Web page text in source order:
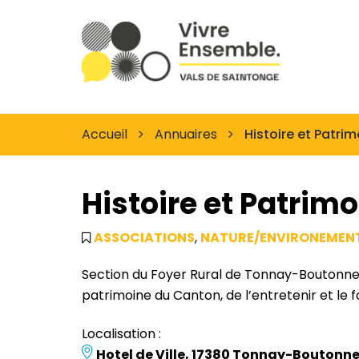
Site
officiel
Vals
de
Accueil Annuaires Histoire et
Histoire et
ASSOCIATIONS, NATURE/
Section du Foyer Rural de Tonnay-
patrimoine du Canton, de l’entretenir et le
Localisation :
Hotel de Ville, 17380 Tonnay-Boutonne